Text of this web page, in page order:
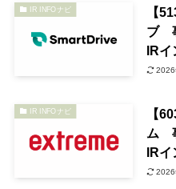
IR INFOナビ
【
ブ
IR
2026
IR INFOナビ
【
ム
IRイ
2026